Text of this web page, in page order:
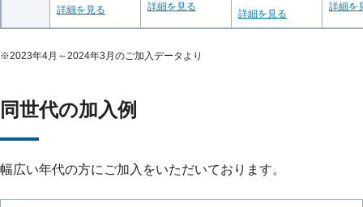
詳細を見る 詳細を見る
詳細を見る
詳細を
※2023年4月～2024年3月のご加入データより
同世代の加入例
幅広い年代の方にご加入をいただいております。